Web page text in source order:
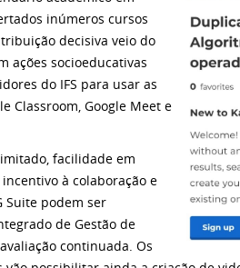
inúmeros cursos
decisiva veio do
ações socioeducativas
do IFS para usar as
Classroom, Google Meet e
facilidade em
à colaboração e
Suite podem ser
de Gestão de
continuada. Os